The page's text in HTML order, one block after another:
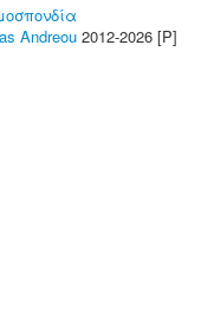
Andreou 2012-2026 [P]